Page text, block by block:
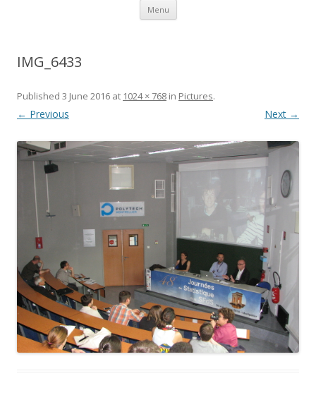
Menu Skip to content
IMG_6433
Published 3 June 2016 at 1024 × 768 in Pictures.
← Previous Next →